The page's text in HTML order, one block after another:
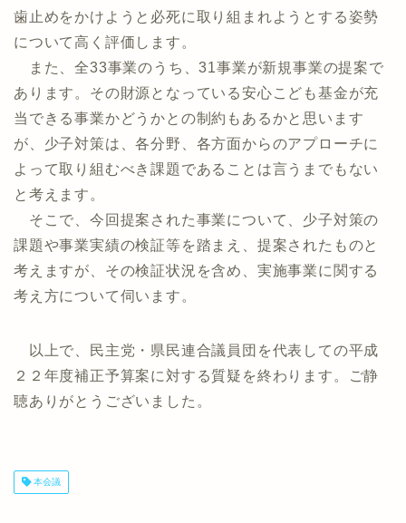
歯止めをかけようと必死に取り組まれようとする姿勢
について高く評価します。
また、全33事業のうち、31事業が新規事業の提案で
あります。その財源となっている安心こども基金が充
当できる事業かどうかとの制約もあるかと思います
が、少子対策は、各分野、各方面からのアプローチに
よって取り組むべき課題であることは言うまでもない
と考えます。
そこで、今回提案された事業について、少子対策の
課題や事業実績の検証等を踏まえ、提案されたものと
考えますが、その検証状況を含め、実施事業に関する
考え方について伺います。
以上で、民主党・県民連合議員団を代表しての平成
２２年度補正予算案に対する質疑を終わります。ご静
聴ありがとうございました。
本会議